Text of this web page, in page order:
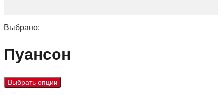
Выбрано:
Пуансон
Выбрать опции